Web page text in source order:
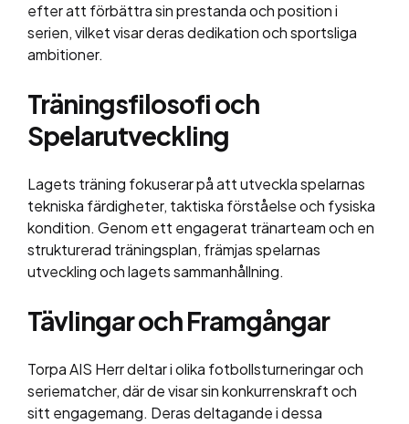
efter att förbättra sin prestanda och position i
serien, vilket visar deras dedikation och sportsliga
ambitioner.
Träningsfilosofi och
Spelarutveckling
Lagets träning fokuserar på att utveckla spelarnas
tekniska färdigheter, taktiska förståelse och fysiska
kondition. Genom ett engagerat tränarteam och en
strukturerad träningsplan, främjas spelarnas
utveckling och lagets sammanhållning.
Tävlingar och Framgångar
Torpa AIS Herr deltar i olika fotbollsturneringar och
seriematcher, där de visar sin konkurrenskraft och
sitt engagemang. Deras deltagande i dessa